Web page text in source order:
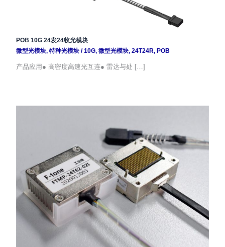
POB 10G 24发24收光模块
微型光模块, 特种光模块/10G, 微型光模块, 24T24R, POB
产品应用● 高密度高速光互连● 雷达与处 […]